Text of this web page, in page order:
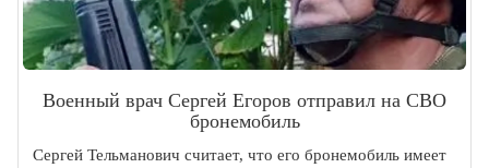
Военный врач Сергей Егоров отправил на СВО
бронемобиль
Сергей Тельманович считает, что его бронемобиль имеет